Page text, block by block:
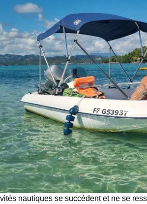
nautiques se succèdent et ne se